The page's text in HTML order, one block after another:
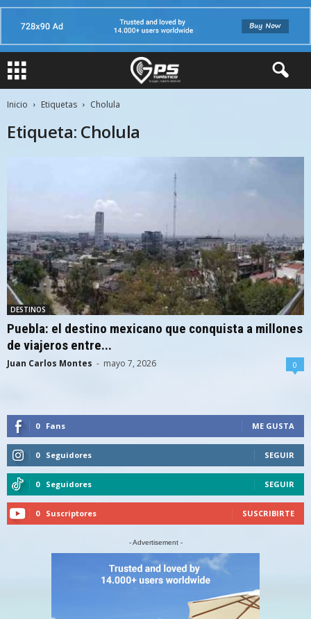
Inicio Etiquetas Cholula
Etiqueta: Cholula
DESTINOS
Puebla: el destino mexicano que conquista a millones
de viajeros entre...
Juan Carlos Montes - mayo 7, 2026 0
0 Fans ME GUSTA
0 Seguidores SEGUIR
0 Seguidores SEGUIR
0 Suscriptores SUSCRIBIRTE
- Advertisement -